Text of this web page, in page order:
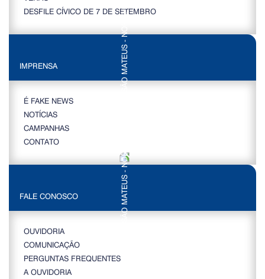
DESFILE CÍVICO DE 7 DE SETEMBRO
IMPRENSA
É FAKE NEWS
NOTÍCIAS
CAMPANHAS
CONTATO
FALE CONOSCO
OUVIDORIA
COMUNICAÇÃO
PERGUNTAS FREQUENTES
A OUVIDORIA